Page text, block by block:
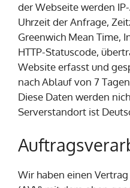
der Webseite werden
Uhrzeit der Anfrage,
Greenwich Mean Time,
HTTP-Statuscode,
Website erfasst und
nach Ablauf von 7
Diese Daten werden
Serverstandort ist
Wir haben einen